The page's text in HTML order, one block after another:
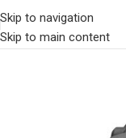
Skip to navigation
Skip to main content